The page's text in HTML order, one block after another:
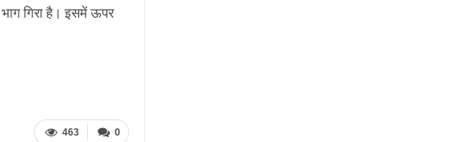
गिरा है। इसमें ऊपर
0
463